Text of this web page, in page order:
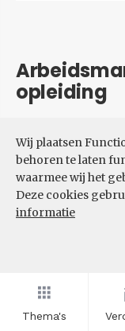
Thema's
Wij plaatsen
behoren te laten
waarmee wij het
Deze cookies
informatie
opleiding
EN